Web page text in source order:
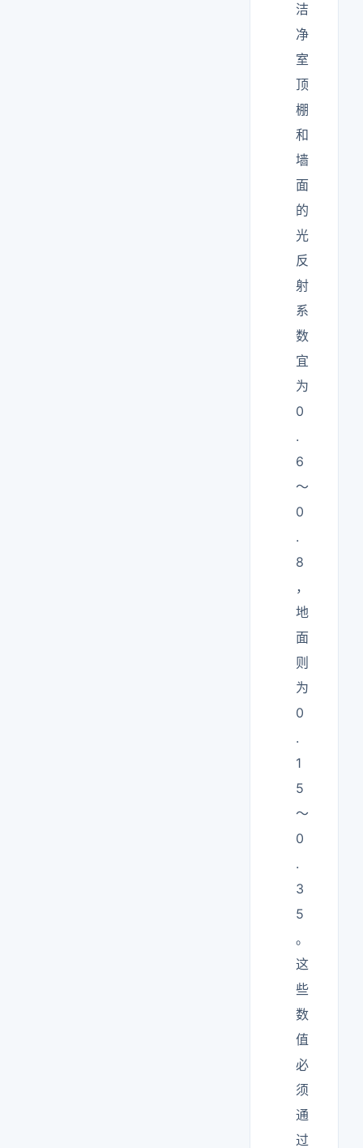
洁
净
室
顶
棚
和
墙
面
的
光
反
射
系
数
宜
为
0
.
6
～
0
.
8
，
地
面
则
为
0
.
1
5
～
0
.
3
5
。
这
些
数
值
必
须
通
过